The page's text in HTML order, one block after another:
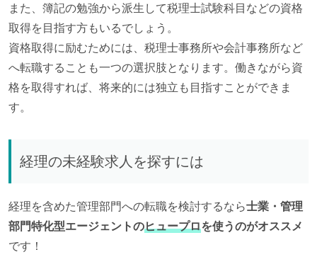
また、簿記の勉強から派生して税理士試験科目などの資格
取得を目指す方もいるでしょう。
資格取得に励むためには、税理士事務所や会計事務所など
へ転職することも一つの選択肢となります。働きながら資
格を取得すれば、将来的には独立も目指すことができま
す。
経理の未経験求人を探すには
経理を含めた管理部門への転職を検討するなら士業・管理
部門特化型エージェントのヒュープロを使うのがオススメ
です！